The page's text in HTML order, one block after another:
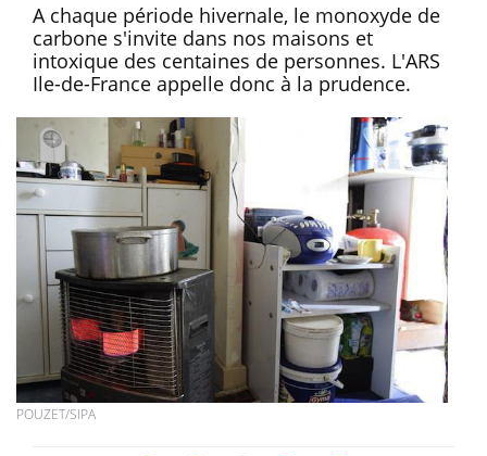
A chaque période hivernale, le monoxyde de
carbone s'invite dans nos maisons et
intoxique des centaines de personnes. L'ARS
Ile-de-France appelle donc à la prudence.
POUZET/SIPA